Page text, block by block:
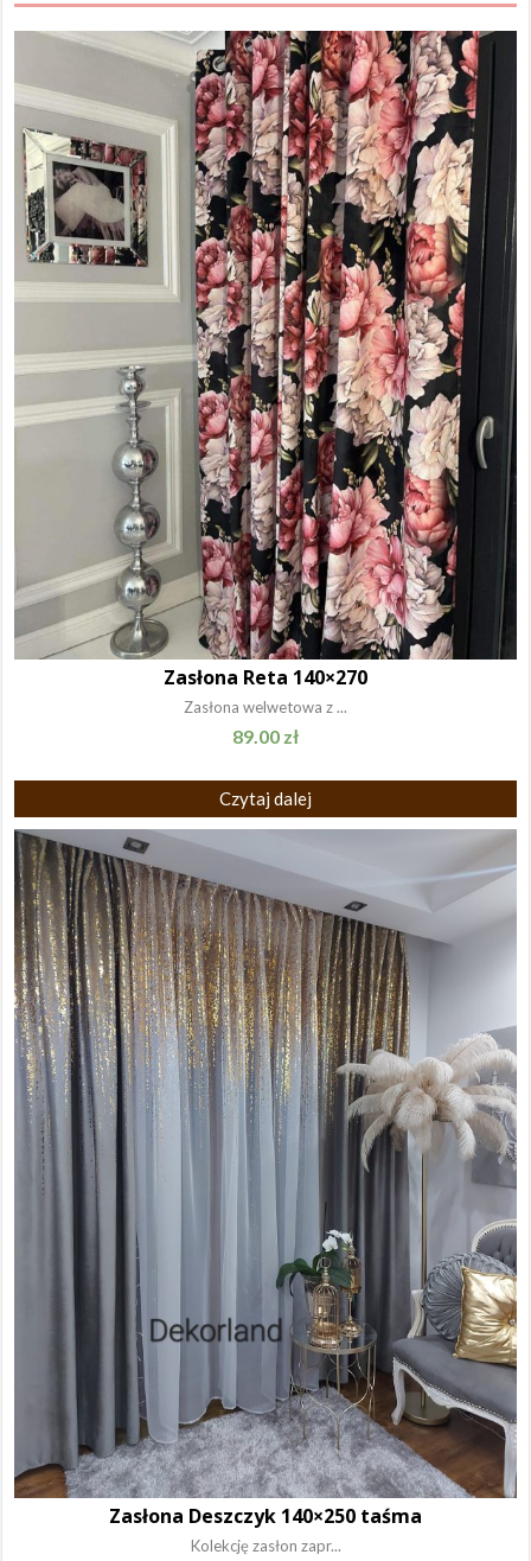
Zasłona Reta 140×270
Zasłona welwetowa z ...
89.00 zł
Czytaj dalej
Zasłona Deszczyk 140×250 taśma
Kolekcję zasłon zapr...